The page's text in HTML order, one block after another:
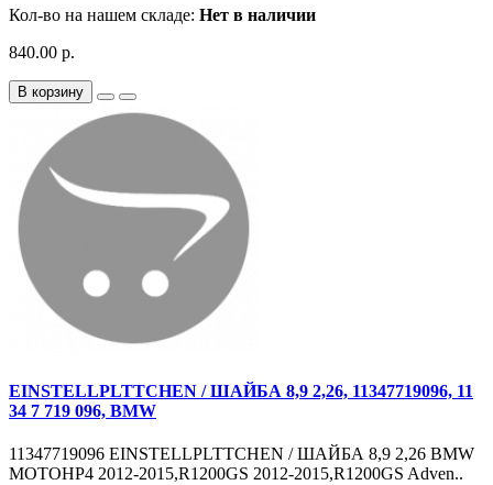
Кол-во на нашем складе: Нет в наличии
840.00 р.
В корзину
EINSTELLPLTTCHEN / ШАЙБА 8,9 2,26, 11347719096, 11
34 7 719 096, BMW
11347719096 EINSTELLPLTTCHEN / ШАЙБА 8,9 2,26 BMW
MOTOHP4 2012-2015,R1200GS 2012-2015,R1200GS Adven..